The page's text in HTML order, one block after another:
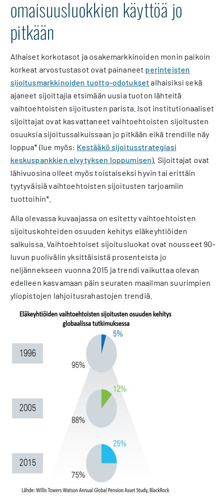
omaisuusluokkien käyttöä jo
pitkään
Alhaiset korkotasot ja osakemarkkinoiden monin paikoin
korkeat arvostustasot ovat painaneet perinteisten
sijoitusmarkkinoiden tuotto-odotuksetalhaisiksi sekä
ajaneet sijoittajia etsimään uusia tuoton lähteitä
vaihtoehtoisten sijoitusten parista. Isot institutionaaliset
sijoittajat ovat kasvattaneet vaihtoehtoisten sijoitusten
osuuksia sijoitussalkuissaan jo pitkään eikä trendille näy
loppua* (lue myös: Kestääkö sijoitusstrategiasi
keskuspankkien elvytyksen loppumisen). Sijoittajat ovat
lähivuosina olleet myös toistaiseksi hyvin tai erittäin
tyytyväisiä vaihtoehtoisten sijoitusten tarjoamiin
tuottoihin*.
Alla olevassa kuvaajassa on esitetty vaihtoehtoisten
sijoituskohteiden osuuden kehitys eläkeyhtiöiden
salkuissa. Vaihtoehtoiset sijoitusluokat ovat nousseet 90-
luvun puolivälin yksittäisistä prosenteista jo
neljännekseen vuonna 2015 ja trendi vaikuttaa olevan
edelleen kasvamaan päin seuraten maailman suurimpien
yliopistojen lahjoitusrahastojen trendiä.